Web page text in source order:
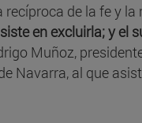
de la fe y la
en excluirla; y el
Muñoz,
Navarra, al que